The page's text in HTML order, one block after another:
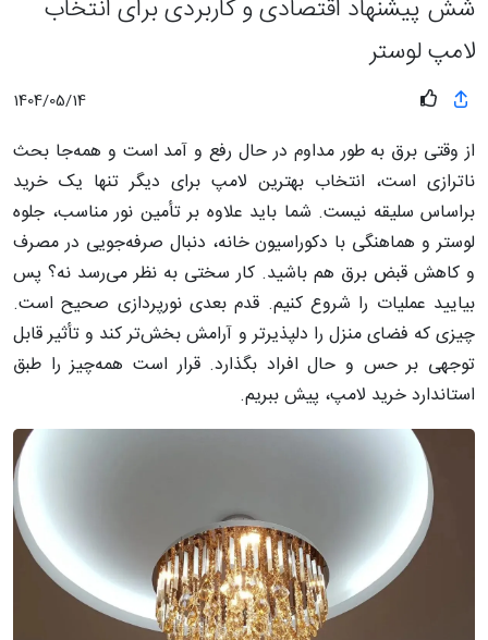
شش پیشنهاد اقتصادی و کاربردی برای انتخاب
لامپ لوستر
1404/05/14
از وقتی برق به طور مداوم در حال رفع و آمد است و همه‌جا بحث
ناترازی است، انتخاب بهترین لامپ برای دیگر تنها یک خرید
براساس سلیقه نیست. شما باید علاوه بر تأمین نور مناسب، جلوه
لوستر و هماهنگی با دکوراسیون خانه، دنبال صرفه‌جویی در مصرف
و کاهش قبض برق هم باشید. کار سختی به نظر می‌رسد نه؟ پس
بیایید عملیات را شروع کنیم. قدم بعدی نورپردازی صحیح است.
چیزی که فضای منزل را دلپذیرتر و آرامش بخش‌تر کند و تأثیر قابل‌
توجهی بر حس و حال افراد بگذارد. قرار است همه‌چیز را طبق
استاندارد خرید لامپ، پیش ببریم.